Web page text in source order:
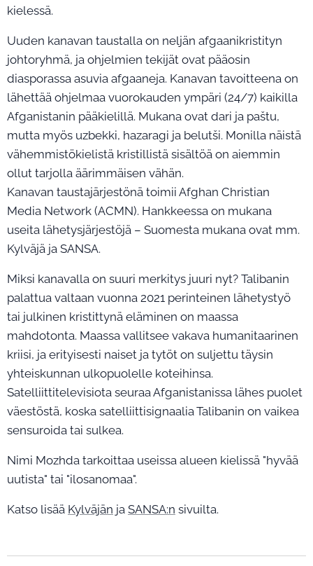
kielessä.
Uuden kanavan taustalla on neljän afgaanikristityn
johtoryhmä, ja ohjelmien tekijät ovat pääosin
diasporassa asuvia afgaaneja. Kanavan tavoitteena on
lähettää ohjelmaa vuorokauden ympäri (24/7) kaikilla
Afganistanin pääkielillä. Mukana ovat dari ja paštu,
mutta myös uzbekki, hazaragi ja belutši. Monilla näistä
vähemmistökielistä kristillistä sisältöä on aiemmin
ollut tarjolla äärimmäisen vähän.
Kanavan taustajärjestönä toimii Afghan Christian
Media Network (ACMN). Hankkeessa on mukana
useita lähetysjärjestöjä – Suomesta mukana ovat mm.
Kylväjä ja SANSA.
Miksi kanavalla on suuri merkitys juuri nyt? Talibanin
palattua valtaan vuonna 2021 perinteinen lähetystyö
tai julkinen kristittynä eläminen on maassa
mahdotonta. Maassa vallitsee vakava humanitaarinen
kriisi, ja erityisesti naiset ja tytöt on suljettu täysin
yhteiskunnan ulkopuolelle koteihinsa.
Satelliittitelevisiota seuraa Afganistanissa lähes puolet
väestöstä, koska satelliittisignaalia Talibanin on vaikea
sensuroida tai sulkea.
Nimi Mozhda tarkoittaa useissa alueen kielissä "hyvää
uutista" tai "ilosanomaa".
Katso lisää Kylväjän ja SANSA:n sivuilta.